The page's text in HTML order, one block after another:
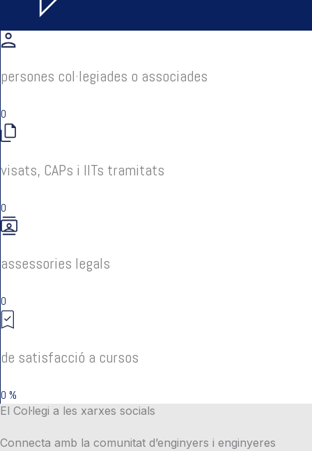
persones col·legiades o associades
0
visats, CAPs i IITs tramitats
0
assessories legals
0
de satisfacció a cursos
0 %
El Col·legi a les xarxes socials
Connecta amb la comunitat d’enginyers i enginyeres